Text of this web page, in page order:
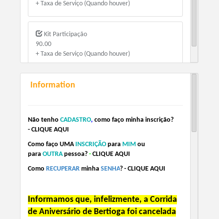
+ Taxa de Serviço (Quando houver)
Kit Participação
90.00
+ Taxa de Serviço (Quando houver)
Information
Não tenho CADASTRO,como faço minha inscrição?
- CLIQUE AQUI
Como faço UMA INSCRIÇÃO para MIM ou
para OUTRA pessoa? -CLIQUE AQUI
Como RECUPERAR minha SENHA? - CLIQUE AQUI
Informamos que, infelizmente, a Corrida
de Aniversário de Bertioga foi cancelada